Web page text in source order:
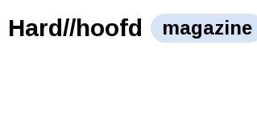
Hard//hoofd magazine